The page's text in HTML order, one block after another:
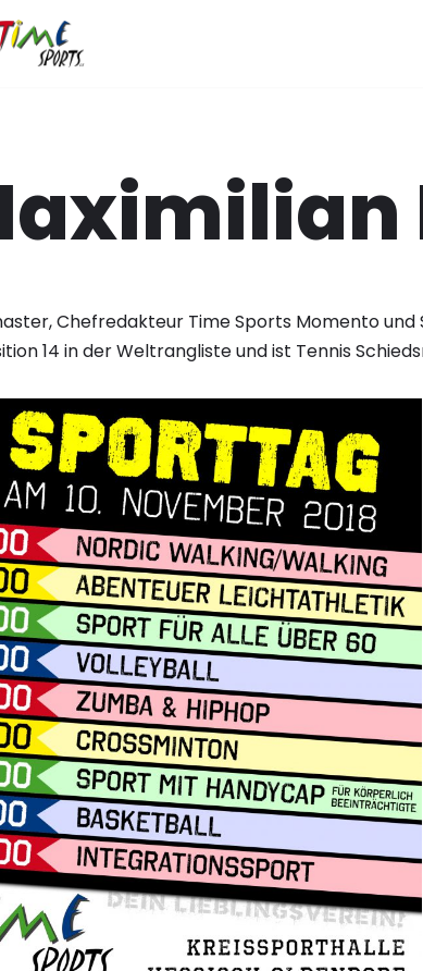
Chefredakteur Time Sports Momento
14 in der Weltrangliste und ist Tennis